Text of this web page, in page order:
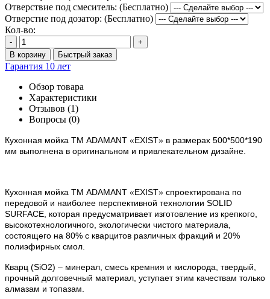
Отверствие под смеситель: (Бесплатно)
Отверстие под дозатор: (Бесплатно)
Кол-во:
-
+
В корзину
Быстрый заказ
Гарантия 10 лет
Обзор товара
Характеристики
Отзывов (1)
Вопросы (0)
Кухонная мойка ТМ ADAMANT «EXIST» в размерах 500*500*190
мм выполнена в оригинальном и привлекательном дизайне.
Кухонная мойка ТМ ADAMANT «EXIST» спроектирована по
передовой и наиболее перспективной технологии SOLID
SURFACE, которая предусматривает изготовление из крепкого,
высокотехнологичного, экологически чистого материала,
состоящего на 80% с кварцитов различных фракций и 20%
полиэфирных смол.
Кварц (SiO2) – минерал, смесь кремния и кислорода, твердый,
прочный долговечный материал, уступает этим качествам только
алмазам и топазам.